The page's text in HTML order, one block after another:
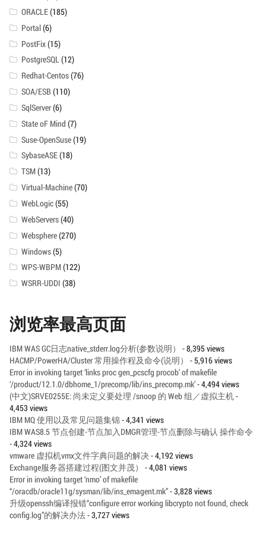
ORACLE(185)
Portal(6)
PostFix(15)
PostgreSQL(12)
Redhat-Centos(76)
SOA/ESB (110)
SqlServer(6)
State oF Mind (7)
Suse-OpenSuse(19)
SybaseASE(18)
TSM(13)
Virtual-Machine(70)
WebLogic(55)
WebServers(40)
Websphere(270)
Windows(5)
WPS-WBPM(122)
WSRR-UDDI (38)
浏览率最高页面
IBM WAS GC日志native_stderr.log分析(参数说明）
- 8,395 views
HACMP/PowerHA/Cluster 常用操作程及命令(说明）
- 5,916 views
Error in invoking target ‘links proc gen_pcscfg procob’ of makefile
‘/product/12.1.0/dbhome_1/precomp/lib/ins_precomp.mk’- 4,494 views
(中文)SRVE0255E: 尚未定义要处理 /snoop 的 Web 组／虚拟主机-
4,453 views
IBM MQ 使用以及常见问题集锦- 4,341 views
IBM WAS8.5 节点创建-节点加入DMGR管理-节点删除与确认 操作命令
- 4,324 views
vmware 虚拟机vmx文件字典问题的解决- 4,192 views
Exchange服务器搭建过程(图文并茂）
- 4,081 views
Error in invoking target ‘nmo’ of makefile
“/oracdb/oracle11g/sysman/lib/ins_emagent.mk”- 3,828 views
升级openssh编译报错“configure error working libcrypto not found, check
config.log”的解决办法- 3,727 views